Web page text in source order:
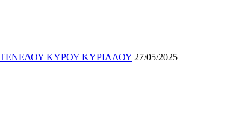
ΚΥΡΟΥ ΚΥΡΙΛΛΟΥ 27/05/2025